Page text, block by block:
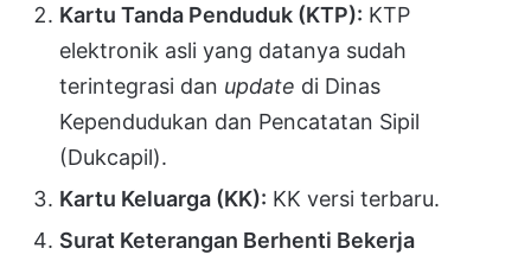
Kartu Tanda Penduduk (KTP): KTP
elektronik asli yang datanya sudah
terintegrasi dan update di Dinas
Kependudukan dan Pencatatan Sipil
(Dukcapil).
Kartu Keluarga (KK): KK versi terbaru.
Surat Keterangan Berhenti Bekerja